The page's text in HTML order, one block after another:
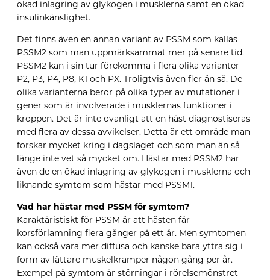
ökad inlagring av glykogen i musklerna samt en ökad
insulinkänslighet.
Det finns även en annan variant av PSSM som kallas
PSSM2 som man uppmärksammat mer på senare tid.
PSSM2 kan i sin tur förekomma i flera olika varianter
P2, P3, P4, P8, K1 och PX. Troligtvis även fler än så. De
olika varianterna beror på olika typer av mutationer i
gener som är involverade i musklernas funktioner i
kroppen. Det är inte ovanligt att en häst diagnostiseras
med flera av dessa avvikelser. Detta är ett område man
forskar mycket kring i dagsläget och som man än så
länge inte vet så mycket om. Hästar med PSSM2 har
även de en ökad inlagring av glykogen i musklerna och
liknande symtom som hästar med PSSM1.
Vad har hästar med PSSM för symtom?
Karaktäristiskt för PSSM är att hästen får
korsförlamning flera gånger på ett år. Men symtomen
kan också vara mer diffusa och kanske bara yttra sig i
form av lättare muskelkramper någon gång per år.
Exempel på symtom är störningar i rörelsemönstret